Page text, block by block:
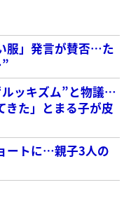
服」発言が賛否…た
ルッキズム”と物議…
きた」とまる子が皮
ートに…親子3人の